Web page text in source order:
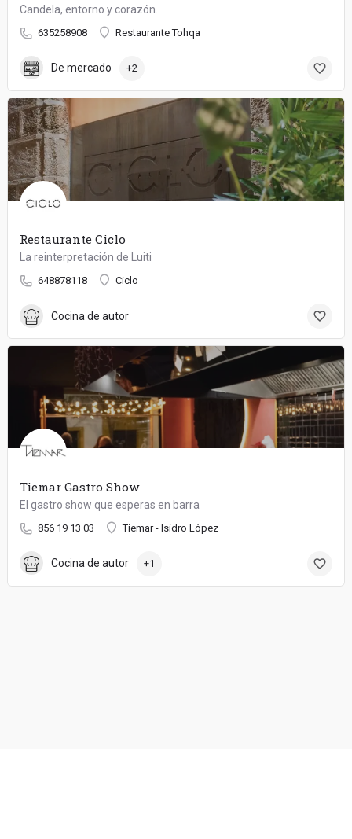
Candela, entorno y corazón.
635258908 Restaurante Tohqa
De mercado +2
Restaurante Ciclo
La reinterpretación de Luiti
648878118 Ciclo
Cocina de autor
Tiemar Gastro Show
El gastro show que esperas en barra
856 19 13 03 Tiemar - Isidro López
Cocina de autor +1